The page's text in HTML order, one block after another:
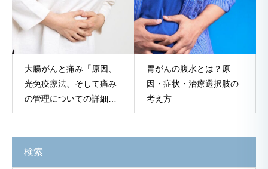
大腸がんと痛み「原因、
光免疫療法、そして痛み
の管理についての詳細解
胃がんの腹水とは？原
因・症状・治療選択肢の
考え方
検索